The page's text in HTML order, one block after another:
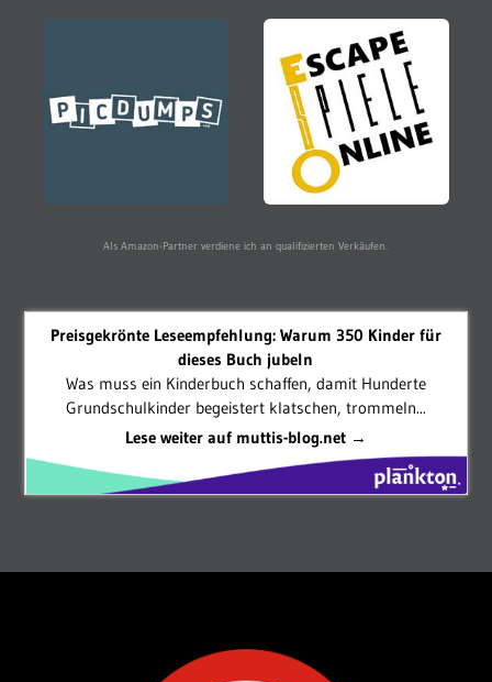
Als Amazon-Partner verdiene ich an qualifizierten Verkäufen.
Preisgekrönte Leseempfehlung: Warum 350 Kinder für
dieses Buch jubeln
Was muss ein Kinderbuch schaffen, damit Hunderte
Grundschulkinder begeistert klatschen, trommeln...
Lese weiter auf muttis-blog.net →